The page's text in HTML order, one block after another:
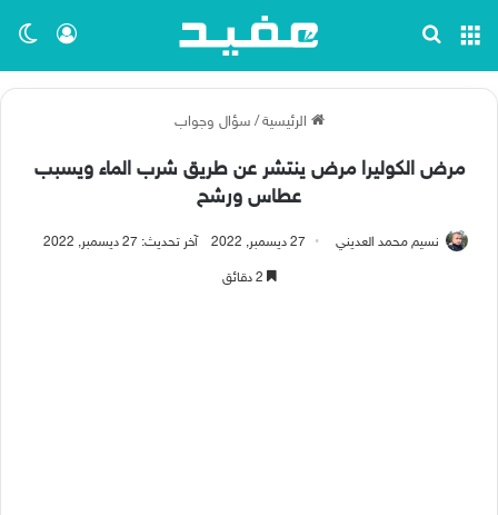
تسجيل القائمة
الرئيسية / سؤال وجواب
مرض الكوليرا مرض ينتشر عن طريق شرب الماء ويسبب
عطاس ورشح
نسيم محمد العديني 27 ديسمبر, 2022 آخر تحديث: 27 ديسمبر, 2022